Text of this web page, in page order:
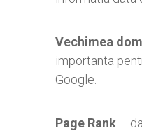
Vechimea
importanta
Google.
Page Rank –